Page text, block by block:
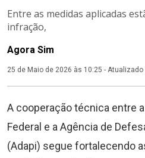
Entre as medidas aplicadas
infração,
Agora Sim
25 de Maio de 2026 às 10:25 - Atualizado
A cooperação técnica entre
Federal e a Agência de
(Adapi) segue fortalecendo